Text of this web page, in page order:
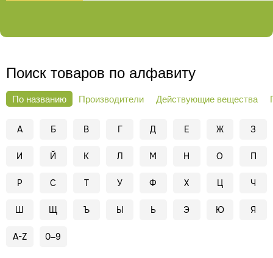
Поиск товаров по алфавиту
По названию Производители Действующие вещества
А Б В Г Д Е Ж З
И Й К Л М Н О П
Р С Т У Ф Х Ц Ч
Ш Щ Ъ Ы Ь Э Ю Я
A-Z 0–9